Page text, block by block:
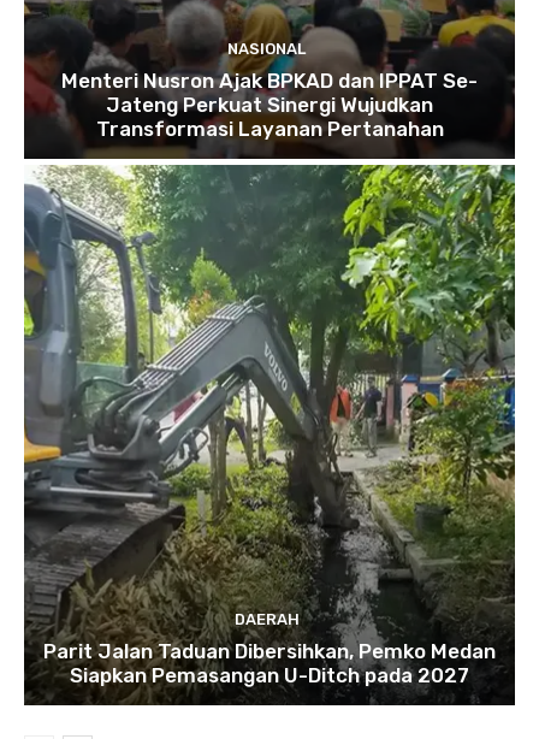
NASIONAL
Menteri Nusron Ajak BPKAD dan IPPAT Se-
Jateng Perkuat Sinergi Wujudkan
Transformasi Layanan Pertanahan
DAERAH
Parit Jalan Taduan Dibersihkan, Pemko Medan
Siapkan Pemasangan U-Ditch pada 2027